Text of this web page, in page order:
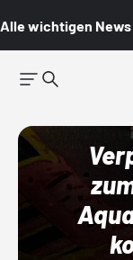
Alle wichtigen News